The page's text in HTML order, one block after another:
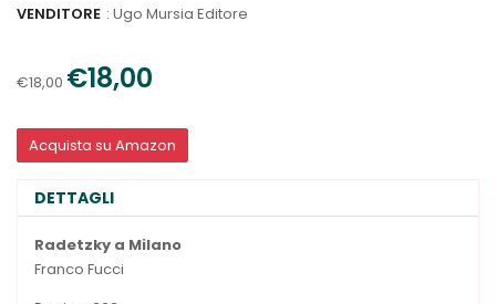
VENDITORE : Ugo Mursia Editore
€18,00 €18,00
Acquista su Amazon
DETTAGLI
Radetzky a Milano
Franco Fucci